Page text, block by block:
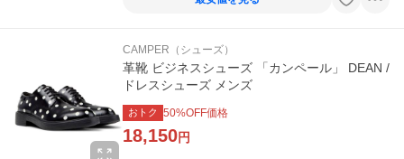
CAMPER（シューズ）
革靴 ビジネスシューズ 「カンペール」 DEAN /
ドレスシューズ メンズ
おトク 50%OFF価格
18,150円